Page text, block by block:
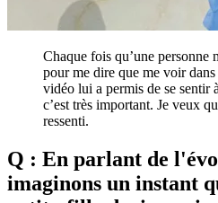
Chaque fois qu’une personne
pour me dire que me voir
vidéo lui a permis de se sentir
c’est très important. Je veux
ressenti.
Q : En parlant de
imaginons un instant